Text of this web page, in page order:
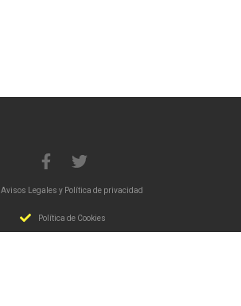
Avisos Legales y Política de privacidad
Política de Cookies